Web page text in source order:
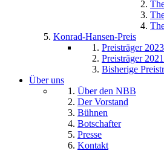
Konrad-Hansen-Preis
Preisträger 2023
Preisträger 2021
Bisherige
Über uns
Über den NBB
Der Vorstand
Bühnen
Botschafter
Presse
Kontakt